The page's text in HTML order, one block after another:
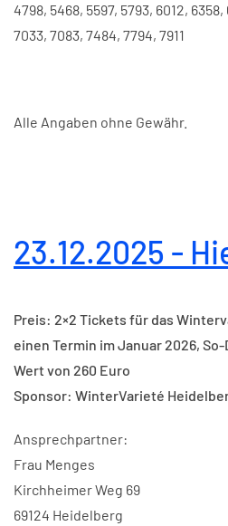
4798, 5468, 5597, 5793, 6012,
7033, 7083, 7484, 7794, 7911
Alle Angaben ohne Gewähr.
23.12.2025 -
Preis: 2×2 Tickets für das
einen Termin im Januar 2026,
Wert von 260 Euro
Sponsor: WinterVarieté
Ansprechpartner:
Frau Menges
Kirchheimer Weg 69
69124 Heidelberg